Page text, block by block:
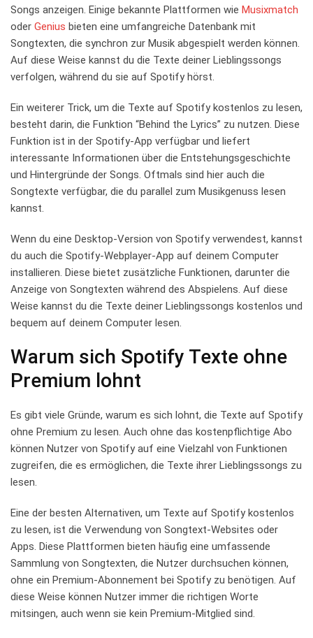
Songs anzeigen.​ Einige ⁤bekannte Plattformen wie Musixmatch
oder Genius bieten eine⁣ umfangreiche ​Datenbank mit
Songtexten, die synchron zur Musik abgespielt ‍werden​ können.
‍Auf diese ⁣Weise kannst du die Texte‍ deiner Lieblingssongs
⁢verfolgen,⁣ während du sie auf Spotify hörst.
Ein weiterer ‍Trick, ⁢um die Texte auf Spotify kostenlos zu lesen,
besteht ​darin,‌ die Funktion “Behind the Lyrics” ⁢zu nutzen. Diese
Funktion​ ist in der Spotify-App verfügbar und liefert⁤
interessante Informationen‌ über die Entstehungsgeschichte
und Hintergründe ​der Songs.​ Oftmals sind hier auch die
Songtexte verfügbar, die du parallel ‌zum Musikgenuss lesen
kannst.
Wenn du eine⁢ Desktop-Version von Spotify verwendest, kannst⁤
du auch die Spotify-Webplayer-App auf deinem Computer
installieren.⁢ Diese bietet zusätzliche ⁤Funktionen,⁤ darunter‍ die
Anzeige von Songtexten während des⁢ Abspielens. Auf ‌diese
Weise kannst du die‍ Texte deiner Lieblingssongs kostenlos und
bequem auf deinem Computer ⁤lesen.
Warum⁣ sich ⁢Spotify Texte ohne
Premium lohnt
Es ⁣gibt⁢ viele⁢ Gründe, warum es sich⁣ lohnt, die Texte auf Spotify
​ohne Premium zu lesen. Auch​ ohne das​ kostenpflichtige⁣ Abo
können Nutzer ‌von Spotify auf eine​ Vielzahl von Funktionen⁣
zugreifen, die es⁣ ermöglichen, die Texte ihrer ‍Lieblingssongs zu
⁤lesen.
Eine der‌ besten Alternativen, um Texte auf⁤ Spotify⁣ kostenlos
zu lesen, ist die Verwendung von Songtext-Websites oder
⁤Apps. Diese ⁣Plattformen bieten ​häufig eine umfassende
Sammlung ⁣von Songtexten, die Nutzer durchsuchen können,
⁤ohne⁤ ein⁣ Premium-Abonnement ⁢bei ​Spotify zu benötigen. Auf
⁢diese Weise können ‍Nutzer immer die⁣ richtigen Worte
mitsingen, auch wenn sie kein Premium-Mitglied⁣ sind.